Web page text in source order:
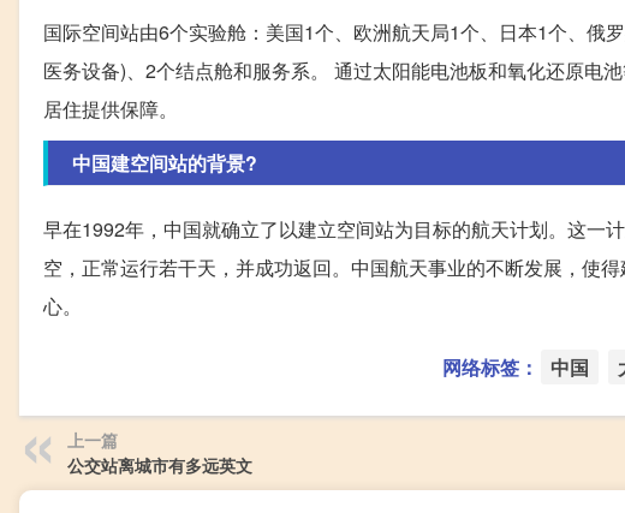
国际空间站由6个实验舱：美国1个、欧洲航天局1个、日本1个、俄
医务设备)、2个结点舱和服务系。 通过太阳能电池板和氧化还原电
居住提供保障。
中国建空间站的背景?
早在1992年，中国就确立了以建立空间站为目标的航天计划。这一
空，正常运行若干天，并成功返回。中国航天事业的不断发展，使
心。
网络标签： 中国
上一篇
公交站离城市有多远英文